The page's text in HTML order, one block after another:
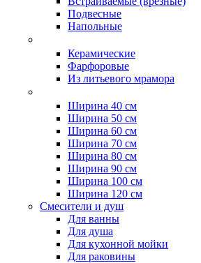
Подвесные
Напольные
Керамические
Фарфоровые
Из литьевого мрамора
Ширина 40 см
Ширина 50 см
Ширина 60 см
Ширина 70 см
Ширина 80 см
Ширина 90 см
Ширина 100 см
Ширина 120 см
Смесители и душ
Для ванны
Для душа
Для кухонной мойки
Для раковины